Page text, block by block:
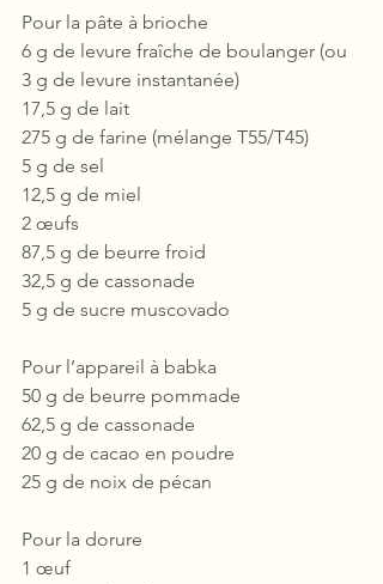
Pour la pâte à brioche
6 g de levure fraîche de boulanger (ou
3 g de levure instantanée)
17,5 g de lait
275 g de farine (mélange T55/T45)
5 g de sel
12,5 g de miel
2 œufs
87,5 g de beurre froid
32,5 g de cassonade
5 g de sucre muscovado
Pour l’appareil à babka
50 g de beurre pommade
62,5 g de cassonade
20 g de cacao en poudre
25 g de noix de pécan
Pour la dorure
1 œuf